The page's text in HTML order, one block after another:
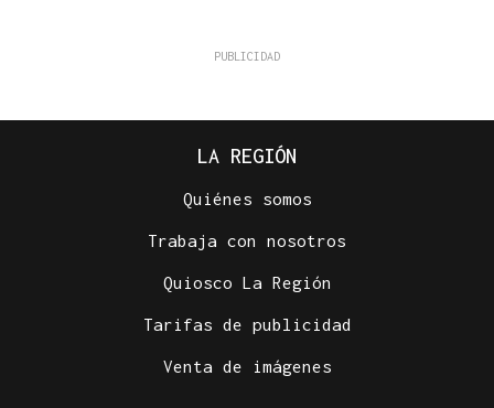
LA REGIÓN
Quiénes somos
Trabaja con nosotros
Quiosco La Región
Tarifas de publicidad
Venta de imágenes